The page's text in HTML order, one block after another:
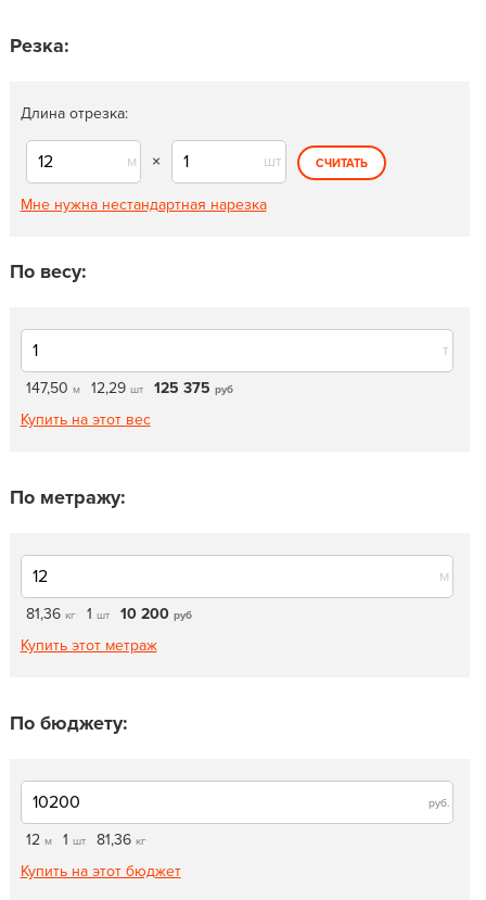
Резка:
Длина отрезка:
м × шт СЧИТАТЬ
Мне нужна нестандартная нарезка
По весу:
т
147,50 м 12,29 шт 125 375 руб
Купить на этот вес
По метражу:
м
81,36 кг 1 шт 10 200 руб
Купить этот метраж
По бюджету:
руб.
12 м 1 шт 81,36 кг
Купить на этот бюджет